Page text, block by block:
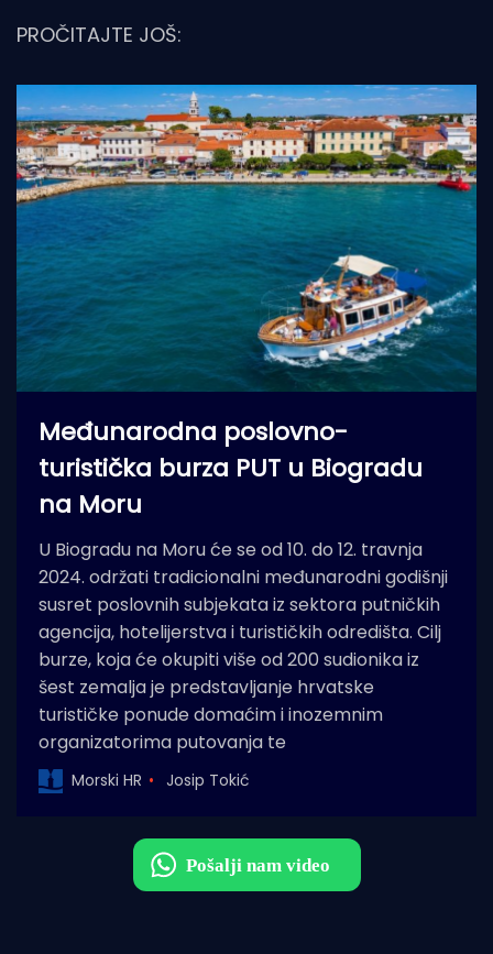
PROČITAJTE JOŠ:
Međunarodna poslovno-
turistička burza PUT u Biogradu
na Moru
U Biogradu na Moru će se od 10. do 12. travnja
2024. održati tradicionalni međunarodni godišnji
susret poslovnih subjekata iz sektora putničkih
agencija, hotelijerstva i turističkih odredišta. Cilj
burze, koja će okupiti više od 200 sudionika iz
šest zemalja je predstavljanje hrvatske
turističke ponude domaćim i inozemnim
organizatorima putovanja te
Morski HR Josip Tokić